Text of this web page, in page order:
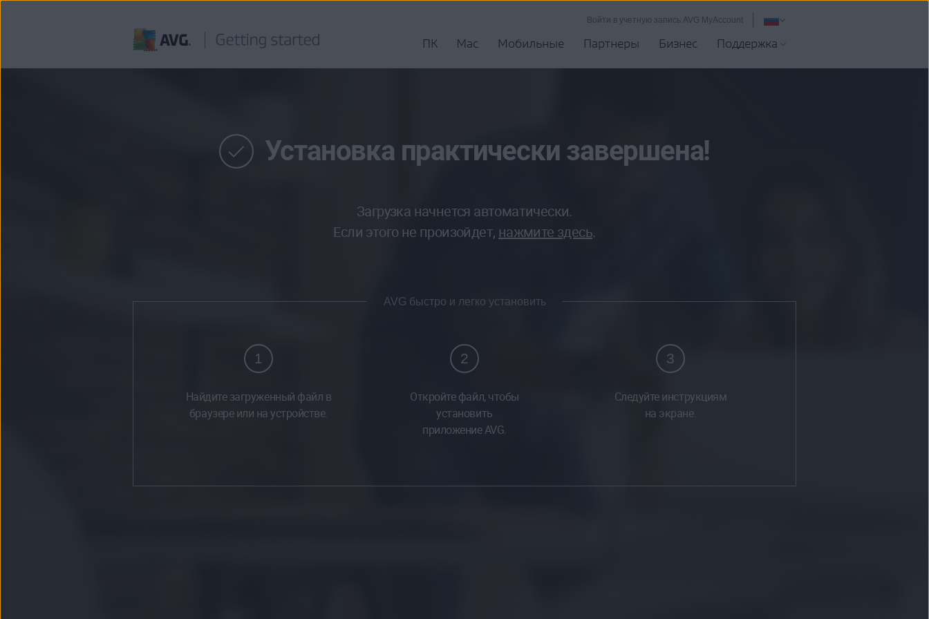
Войти в учетную запись AVG MyAccount
ПК Mac Мобильные Партнеры Бизнес Поддержка
Установка практически завершена!
Загрузка начнется автоматически.
Если этого не произойдет, нажмите здесь.
AVG быстро и легко установить
1
Найдите загруженный файл в
браузере или на устройстве.
2
Откройте файл, чтобы
установить
приложение AVG.
3
Следуйте инструкциям
на экране.